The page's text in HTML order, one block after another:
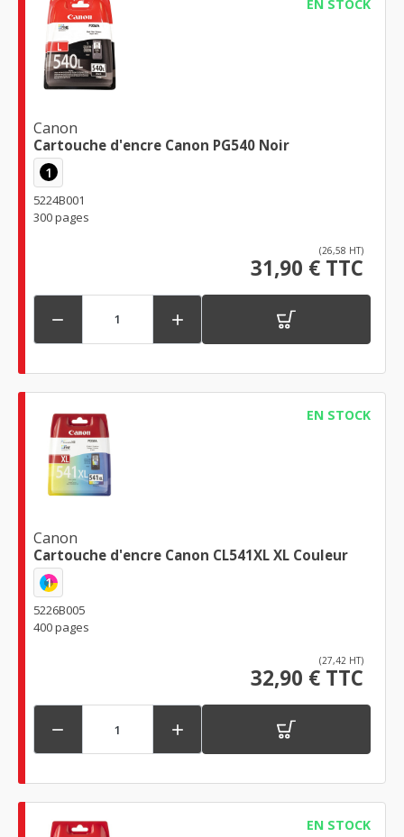
EN STOCK
Canon
Cartouche d'encre Canon PG540 Noir
1
5224B001
300 pages
(26,58 HT)
31,90 € TTC
 
EN STOCK
Canon
Cartouche d'encre Canon CL541XL XL Couleur
1
5226B005
400 pages
(27,42 HT)
32,90 € TTC
 
EN STOCK